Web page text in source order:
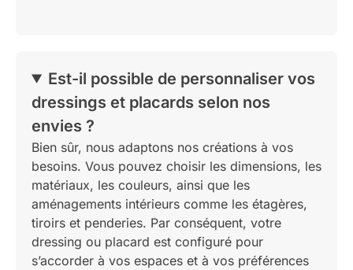
Est-il possible de personnaliser vos
dressings et placards selon nos
envies ?
Bien sûr, nous adaptons nos créations à vos
besoins. Vous pouvez choisir les dimensions, les
matériaux, les couleurs, ainsi que les
aménagements intérieurs comme les étagères,
tiroirs et penderies. Par conséquent, votre
dressing ou placard est configuré pour
s’accorder à vos espaces et à vos préférences